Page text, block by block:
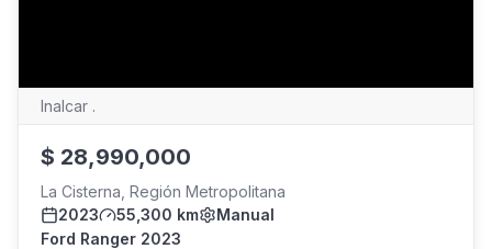
Inalcar .
$ 28,990,000
La Cisterna, Región Metropolitana
2023
55,300 km
Manual
Ford Ranger 2023